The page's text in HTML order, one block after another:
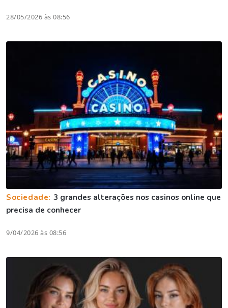
28/05/2026 às 08:56
Sociedade: 3 grandes alterações nos casinos online que
precisa de conhecer
9/04/2026 às 08:56